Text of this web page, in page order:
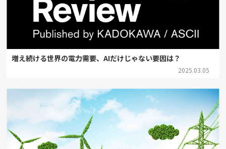
増え続ける世界の電力需要、AIだけじゃない要因は？
2025.03.05